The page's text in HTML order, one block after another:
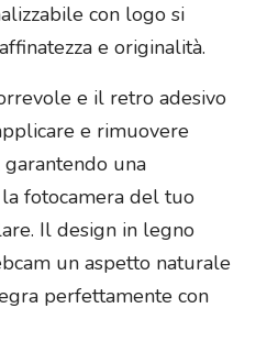
con logo si
e originalità.
e il retro adesivo
e rimuovere
garantendo una
fotocamera del tuo
Il design in legno
un aspetto naturale
perfettamente con